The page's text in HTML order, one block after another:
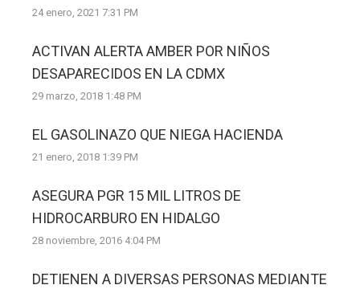
24 enero, 2021 7:31 PM
ACTIVAN ALERTA AMBER POR NIÑOS
DESAPARECIDOS EN LA CDMX
29 marzo, 2018 1:48 PM
EL GASOLINAZO QUE NIEGA HACIENDA
21 enero, 2018 1:39 PM
ASEGURA PGR 15 MIL LITROS DE
HIDROCARBURO EN HIDALGO
28 noviembre, 2016 4:04 PM
DETIENEN A DIVERSAS PERSONAS MEDIANTE